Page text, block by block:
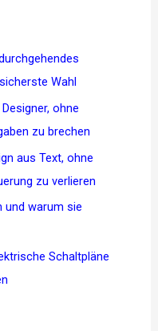
Wahl
ohne
zu brechen
aus Text, ohne
zu verlieren
und warum sie
Schaltpläne